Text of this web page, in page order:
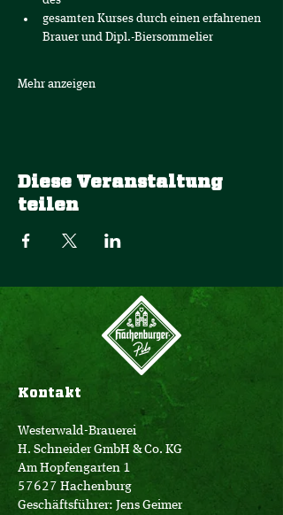
gesamten Kurses durch einen erfahrenen
Brauer und Dipl.-Biersommelier
Mehr anzeigen
Diese Veranstaltung
teilen
Kontakt
Westerwald-Brauerei
H. Schneider GmbH & Co. KG
Am Hopfengarten 1
57627 Hachenburg
Geschäftsführer: Jens Geimer